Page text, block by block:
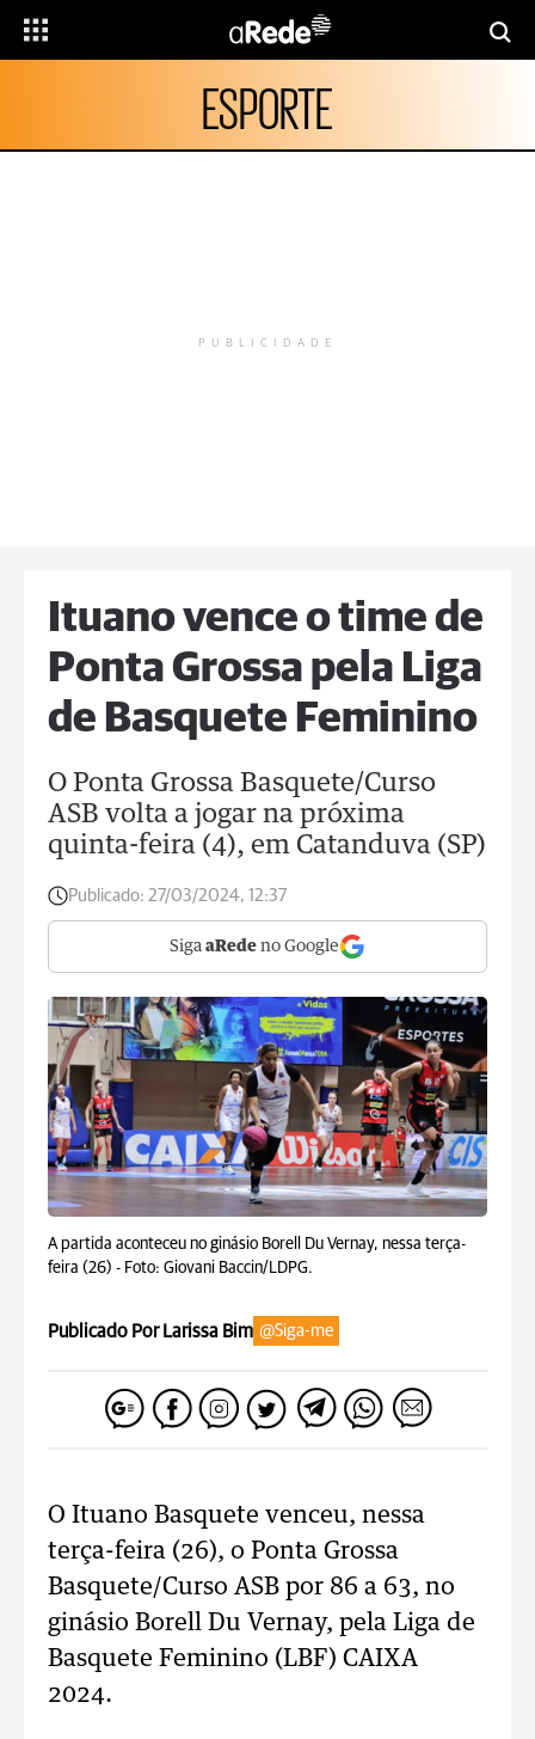
ESPORTE
PUBLICIDADE
Ituano vence o time de
Ponta Grossa pela Liga
de Basquete Feminino
O Ponta Grossa Basquete/Curso
ASB volta a jogar na próxima
quinta-feira (4), em Catanduva (SP)
Publicado: 27/03/2024, 12:37
Siga aRede no Google
A partida aconteceu no ginásio Borell Du Vernay, nessa terça-
feira (26) - Foto: Giovani Baccin/LDPG.
Publicado Por Larissa Bim @Siga-me
O Ituano Basquete venceu, nessa
terça-feira (26), o Ponta Grossa
Basquete/Curso ASB por 86 a 63, no
ginásio Borell Du Vernay, pela Liga de
Basquete Feminino (LBF) CAIXA
2024.